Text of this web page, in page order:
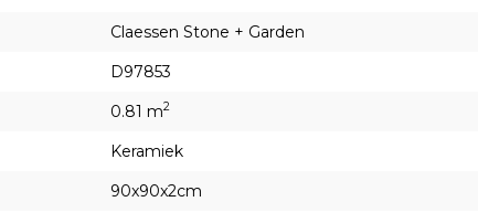
Claessen Stone + Garden
D97853
0.81 m2
Keramiek
90x90x2cm